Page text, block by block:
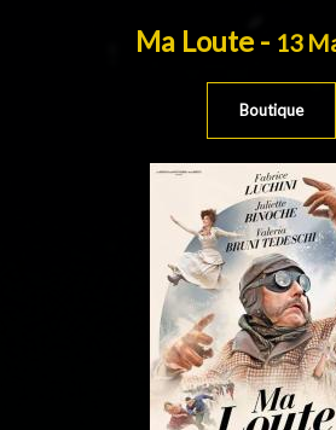
Ma Loute - 13
Boutique